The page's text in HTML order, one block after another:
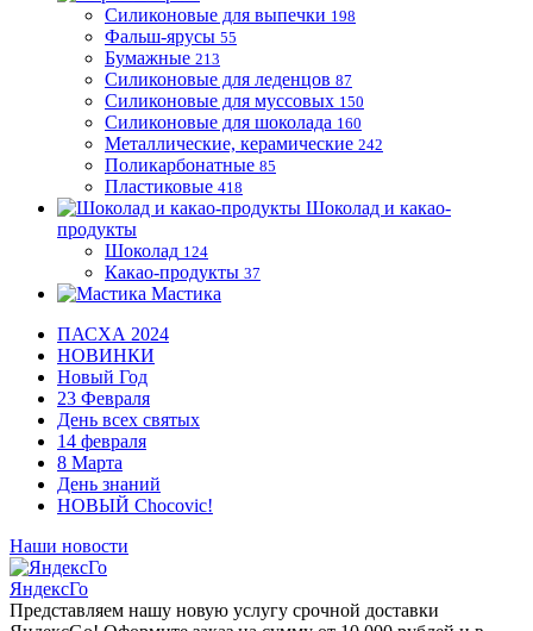
Силиконовые для выпечки 198
Фальш-ярусы 55
Бумажные 213
Силиконовые для леденцов 87
Силиконовые для муссовых 150
Силиконовые для шоколада 160
Металлические, керамические 242
Поликарбонатные 85
Пластиковые 418
Шоколад и какао-
продукты
Шоколад 124
Какао-продукты 37
Мастика
ПАСХА 2024
НОВИНКИ
Новый Год
23 Февраля
День всех святых
14 февраля
8 Марта
День знаний
НОВЫЙ Chocovic!
Наши новости
ЯндексГо
Представляем нашу новую услугу срочной доставки